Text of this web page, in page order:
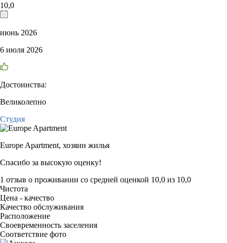
10,0
июнь 2026
6 июля 2026
Достоинства:
Великолепно
Студия
Europe Apartment, хозяин жилья
Спасибо за высокую оценку!
1 отзыв о проживании со средней оценкой 10,0 из 10,0
Чистота
Цена - качество
Качество обслуживания
Расположение
Своевременность заселения
Соответствие фото